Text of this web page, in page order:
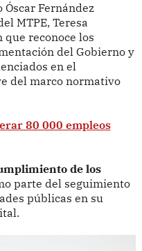
Fernández
MTPE, Teresa
reconoce los
del Gobierno y
en el
del marco normativo
80 000 empleos
de los
parte del seguimiento
públicas en su